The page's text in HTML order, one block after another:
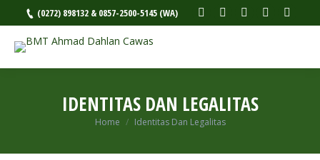
(0272) 898132 & 0857-2500-5145 (WA) Facebook
TwitterRss Google+
IDENTITAS DAN LEGALITAS
You are here:
Home Identitas Dan Legalitas